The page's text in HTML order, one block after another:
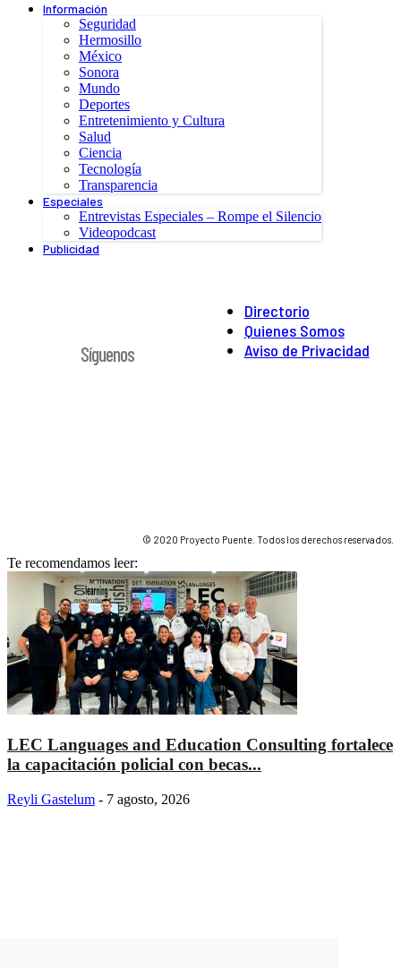
Información
Seguridad
Hermosillo
México
Sonora
Mundo
Deportes
Entretenimiento y Cultura
Salud
Ciencia
Tecnología
Transparencia
Especiales
Entrevistas Especiales – Rompe el Silencio
Videopodcast
Publicidad
Directorio
Quienes Somos
Aviso de Privacidad
Síguenos
© 2020 Proyecto Puente. Todos los derechos reservados.
Te recomendamos leer:
LEC Languages and Education Consulting fortalece
la capacitación policial con becas...
Reyli Gastelum - 7 agosto, 2026